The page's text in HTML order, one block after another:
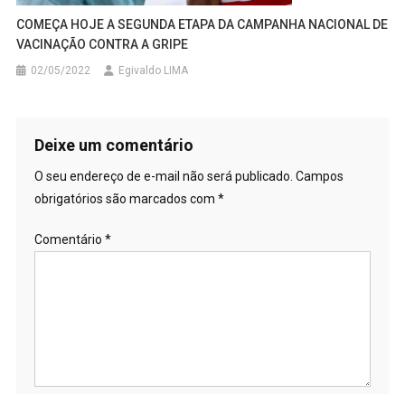
COMEÇA HOJE A SEGUNDA ETAPA DA CAMPANHA NACIONAL DE
VACINAÇÃO CONTRA A GRIPE
02/05/2022 Egivaldo LIMA
Deixe um comentário
O seu endereço de e-mail não será publicado. Campos
obrigatórios são marcados com *
Comentário *